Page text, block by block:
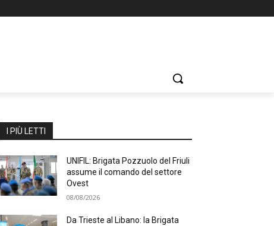
I PIÙ LETTI
UNIFIL: Brigata Pozzuolo del Friuli
assume il comando del settore
Ovest
08/08/2026
Da Trieste al Libano: la Brigata